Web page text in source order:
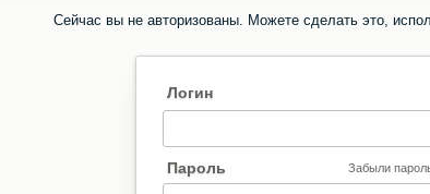
Сейчас вы не авторизованы. Можете сделать это,
Логин
Пароль Забыли